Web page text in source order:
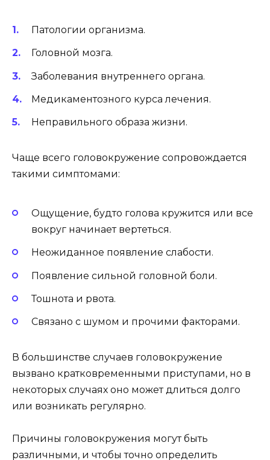
Патологии организма.
Головной мозга.
Заболевания внутреннего органа.
Медикаментозного курса лечения.
Неправильного образа жизни.
Чаще всего головокружение сопровождается
такими симптомами:
Ощущение, будто голова кружится или все
вокруг начинает вертеться.
Неожиданное появление слабости.
Появление сильной головной боли.
Тошнота и рвота.
Связано с шумом и прочими факторами.
В большинстве случаев головокружение
вызвано кратковременными приступами, но в
некоторых случаях оно может длиться долго
или возникать регулярно.
Причины головокружения могут быть
различными, и чтобы точно определить